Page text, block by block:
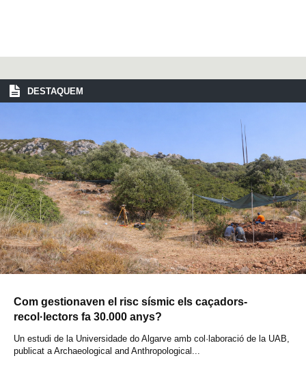
DESTAQUEM
Com gestionaven el risc sísmic els caçadors-
recol·lectors fa 30.000 anys?
Un estudi de la Universidade do Algarve amb col·laboració de la UAB,
publicat a Archaeological and Anthropological...